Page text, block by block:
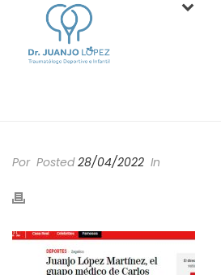
Por Posted28/04/2022 In